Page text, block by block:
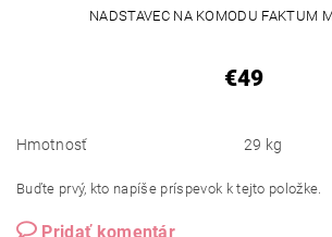
NADSTAVEC NA KOMODU FAKTUM
€49
Hmotnosť 29 kg
Buďte prvý, kto napíše príspevok k tejto položke.
Pridať komentár